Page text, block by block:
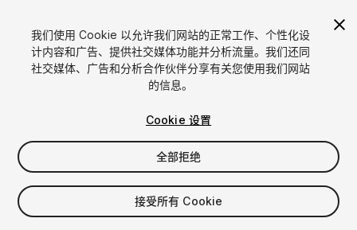
1/17
$34.99
增值税将在结算时计算
我们使用 Cookie 以允许我们网站的正常工作、个性化设
计内容和广告、提供社交媒体功能并分析流量。我们还同
社交媒体、广告和分析合作伙伴分享有关您使用我们网站
的信息。
Cookie 设置
全部拒绝
接受所有 Cookie